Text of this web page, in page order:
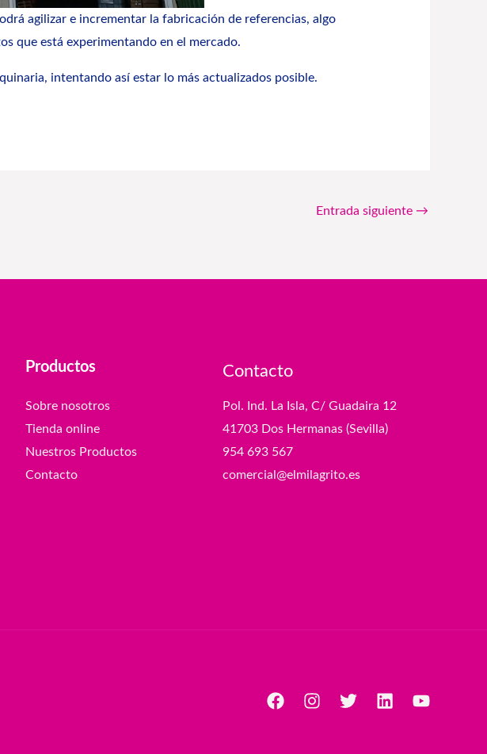
agilizar e incrementar la fabricación de referencias, algo
que está experimentando en el mercado.
intentando así estar lo más actualizados posible.
Entrada siguiente →
Productos
Sobre nosotros
Tienda online
Nuestros Productos
Contacto
Contacto
Pol. Ind. La Isla, C/ Guadaira 12
41703 Dos Hermanas (Sevilla)
954 693 567
comercial@elmilagrito.es